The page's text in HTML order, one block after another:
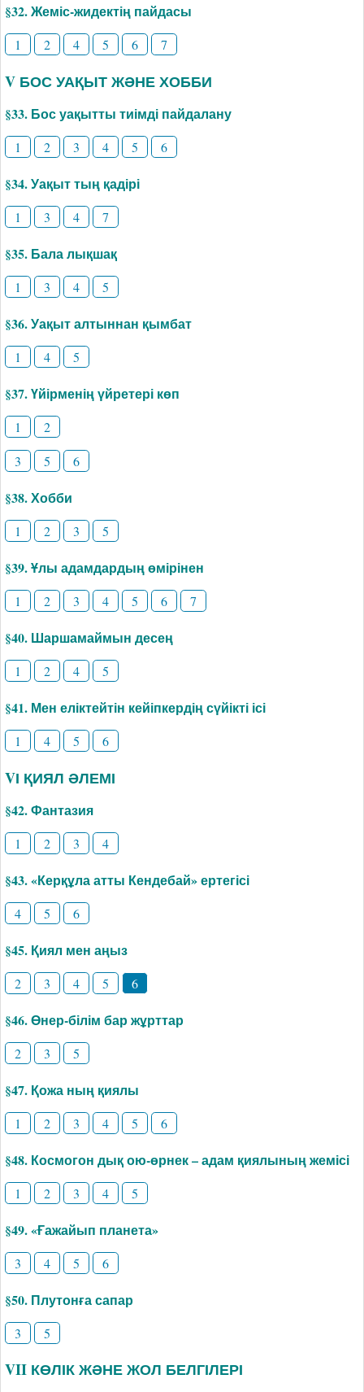
§32. Жеміс-жидектің пайдасы
1 2 4 5 6 7
V БОС УАҚЫТ ЖӘНЕ ХОББИ
§33. Бос уақытты тиімді пайдалану
1 2 3 4 5 6
§34. Уақыт тың қадірі
1 3 4 7
§35. Бала лықшақ
1 3 4 5
§36. Уақыт алтыннан қымбат
1 4 5
§37. Үйірменің үйретері көп
1
2
3
5 6
§38. Хобби
1 2 3 5
§39. Ұлы адамдардың өмірінен
1 2 3 4 5 6 7
§40. Шаршамаймын десең
1 2 4 5
§41. Мен еліктейтін кейіпкердің сүйікті ісі
1 4 5 6
VІ ҚИЯЛ ӘЛЕМІ
§42. Фантазия
1 2 3 4
§43. «Керқұла атты Кендебай» ертегісі
4 5 6
§45. Қиял мен аңыз
2 3 4 5 6
§46. Өнер-білім бар жұрттар
2 3 5
§47. Қожа ның қиялы
1 2 3 4 5 6
§48. Космогон дық ою-өрнек – адам қиялының жемісі
1 2 3 4 5
§49. «Ғажайып планета»
3 4 5 6
§50. Плутонға сапар
3 5
VII КӨЛІК ЖӘНЕ ЖОЛ БЕЛГІЛЕРІ